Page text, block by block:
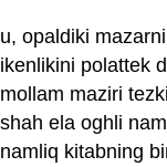
u, opaldiki
ikenlikini polattek
mollam maziri
shah ela oghli
namliq kitabning